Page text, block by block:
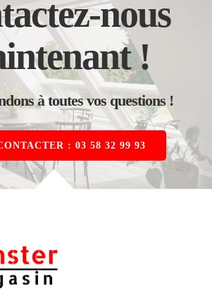
nous
!
à toutes vos questions !
: 03 58 32 99 93